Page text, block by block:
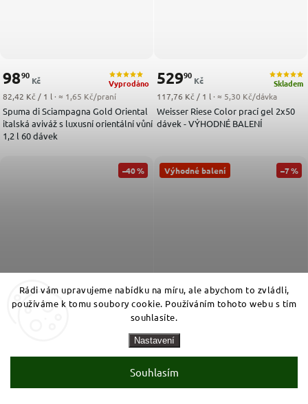
Rádi vám upravujeme nabídku na míru, ale abychom to zvládli,
používáme k tomu soubory cookie. Používáním tohoto webu s tím
souhlasíte.
Nastavení
Souhlasím
Spuma di Sciampagna Gold Oriental
italská aviváž s luxusní orientální vůní
1,2 l 60 dávek
Vyprodáno
9890
Kč
Měrná cena:
82,42 Kč / 1 l · ≈ 1,65 Kč/praní
Weisser Riese Color prací gel 2x50
dávek - VÝHODNÉ BALENÍ
Skladem
52990
Kč
Měrná cena:
117,76 Kč / 1 l · ≈ 5,30 Kč/dávka
–40 %
Weisser Riese Intensiv Color prací gel
100 dávek 4,5 l
Skladem
Výhodné balení –7 %
Ariel Professional XXL prací gel
Color 2x70 dávek, 6,3 l- VÝHODNÉ
893